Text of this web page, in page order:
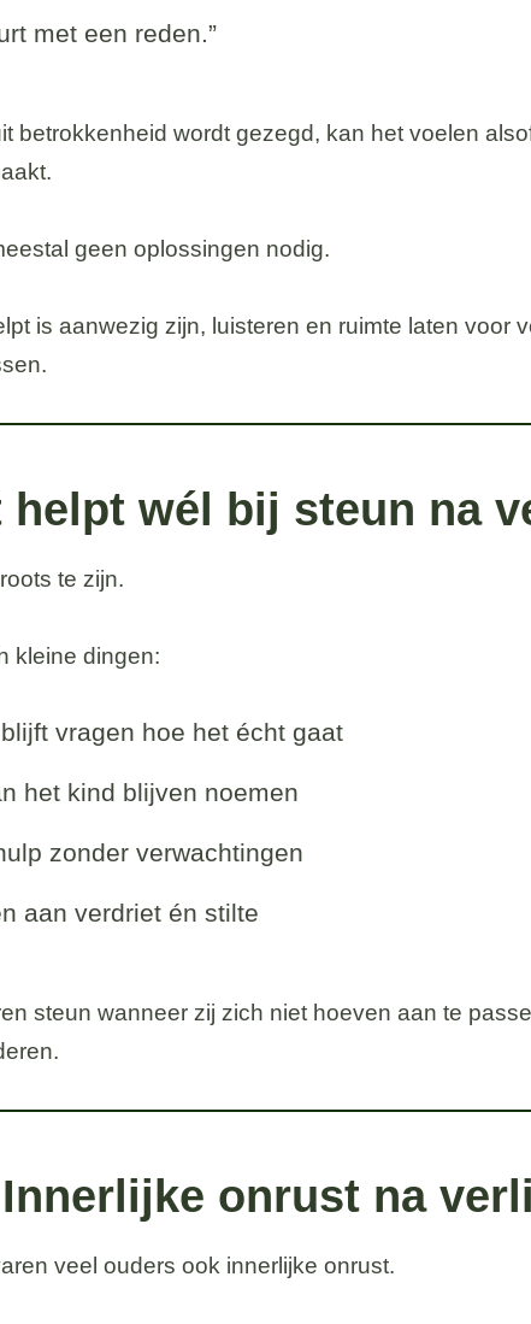
met een reden.”
betrokkenheid wordt gezegd, kan het voelen
geen oplossingen nodig.
is aanwezig zijn, luisteren en ruimte laten voor
helpt wél bij steun na
te zijn.
kleine dingen:
vragen hoe het écht gaat
het kind blijven noemen
zonder verwachtingen
aan verdriet én stilte
steun wanneer zij zich niet hoeven aan te
Innerlijke onrust na
veel ouders ook innerlijke onrust.